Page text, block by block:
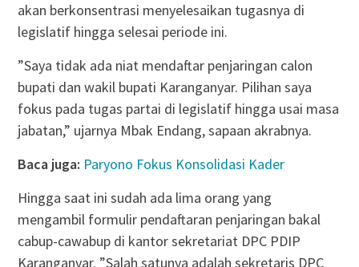
akan berkonsentrasi menyelesaikan tugasnya di
legislatif hingga selesai periode ini.
”Saya tidak ada niat mendaftar penjaringan calon
bupati dan wakil bupati Karanganyar. Pilihan saya
fokus pada tugas partai di legislatif hingga usai masa
jabatan,” ujarnya Mbak Endang, sapaan akrabnya.
Baca juga: Paryono Fokus Konsolidasi Kader
Hingga saat ini sudah ada lima orang yang
mengambil formulir pendaftaran penjaringan bakal
cabup-cawabup di kantor sekretariat DPC PDIP
Karanganyar. ”Salah satunya adalah sekretaris DPC